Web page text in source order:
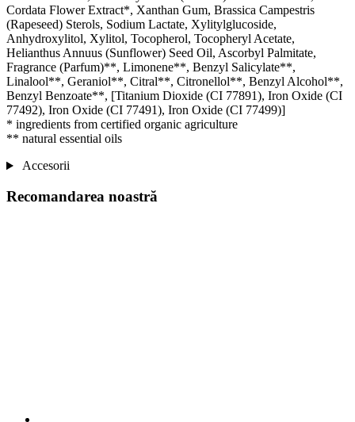
Cordata Flower Extract*, Xanthan Gum, Brassica Campestris
(Rapeseed) Sterols, Sodium Lactate, Xylitylglucoside,
Anhydroxylitol, Xylitol, Tocopherol, Tocopheryl Acetate,
Helianthus Annuus (Sunflower) Seed Oil, Ascorbyl Palmitate,
Fragrance (Parfum)**, Limonene**, Benzyl Salicylate**,
Linalool**, Geraniol**, Citral**, Citronellol**, Benzyl Alcohol**,
Benzyl Benzoate**, [Titanium Dioxide (CI 77891), Iron Oxide (CI
77492), Iron Oxide (CI 77491), Iron Oxide (CI 77499)]
* ingredients from certified organic agriculture
** natural essential oils
Accesorii
Recomandarea noastră